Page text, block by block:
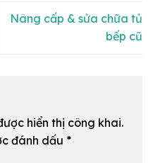
Nâng cấp & sửa chữa tủ
bếp cũ
hiển thị công khai.
đánh dấu *